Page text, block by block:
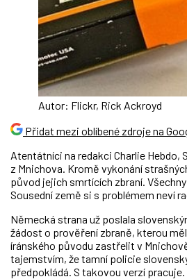
Autor: Flickr, Rick Ackroyd
Přidat mezi oblíbené zdroje na
Atentátníci na redakci Charlie Hebdo,
z Mnichova. Kromě vykonání
původ jejich smrtících zbraní.
Sousední země si s problémem neví
Německá strana už poslala
žádost o prověření zbraně, kterou
íránského původu zastřelit v
tajemstvím, že tamní policie
předpokládá. S takovou verzí pracuje.